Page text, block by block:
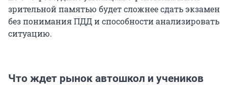
зрительной памятью будет сложнее сдать экзамен
без понимания ПДД и способности анализировать
ситуацию.
Что ждет рынок автошкол и учеников